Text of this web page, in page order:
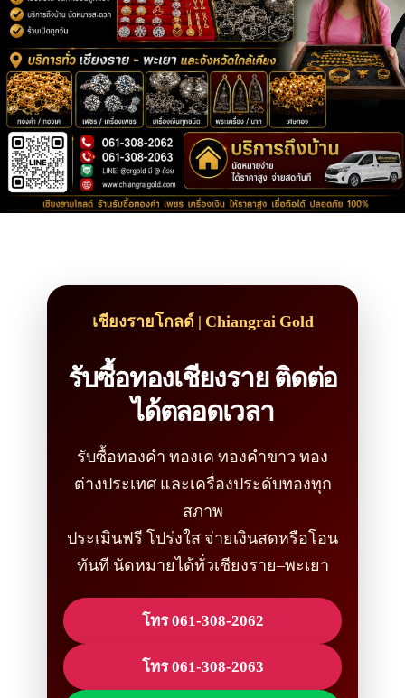
เชียงรายโกลด์ | Chiangrai Gold
รับซื้อทองเชียงราย ติดต่อ
ได้ตลอดเวลา
รับซื้อทองคำ ทองเค ทองคำขาว ทอง
ต่างประเทศ และเครื่องประดับทองทุก
สภาพ
ประเมินฟรี โปร่งใส จ่ายเงินสดหรือโอน
ทันที นัดหมายได้ทั่วเชียงราย–พะเยา
โทร 061-308-2062
โทร 061-308-2063